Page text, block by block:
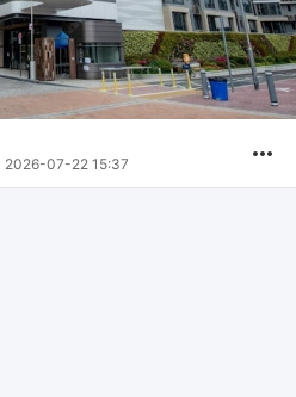
2026-07-22 15:37